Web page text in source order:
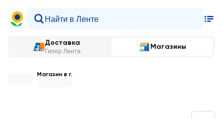
Доставка
Гипер Лента
Магазины
Магазин в г.